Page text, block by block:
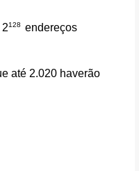
2128
endereços
até 2.020 haverão